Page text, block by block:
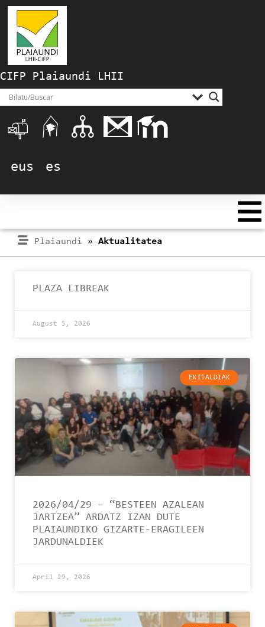
CIFP Plaiaundi LHII
eus es
Plaiaundi » Aktualitatea
PLAZA LIBREAK
August 5, 2026
EKITALDIAK
2026/04/29 – “BESTEEN AZALEAN
JARTZEA” ARDATZ IZAN DUTE
PLAIAUNDIKO GIZARTE-ERAGILEEN
JARDUNALDIEK
April 29, 2026